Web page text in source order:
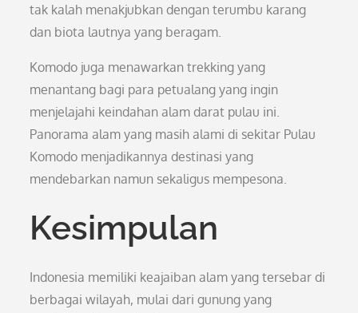
tak kalah menakjubkan dengan terumbu karang
dan biota lautnya yang beragam.
Komodo juga menawarkan trekking yang
menantang bagi para petualang yang ingin
menjelajahi keindahan alam darat pulau ini.
Panorama alam yang masih alami di sekitar Pulau
Komodo menjadikannya destinasi yang
mendebarkan namun sekaligus mempesona.
Kesimpulan
Indonesia memiliki keajaiban alam yang tersebar di
berbagai wilayah, mulai dari gunung yang